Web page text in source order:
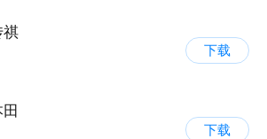
祺
下载
下载